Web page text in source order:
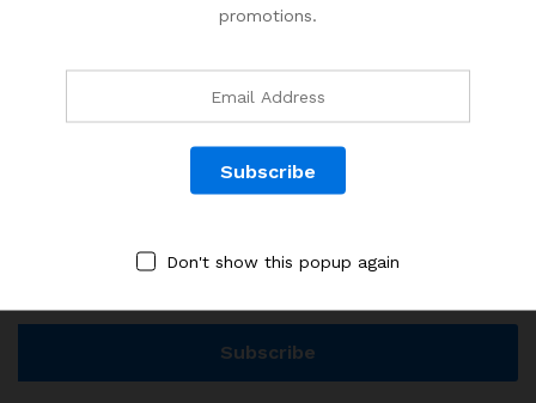
BULLETIN
Inscrivez-vous maintenant pour obtenir des mises à jour sur
promotions.
Don't show this popup again